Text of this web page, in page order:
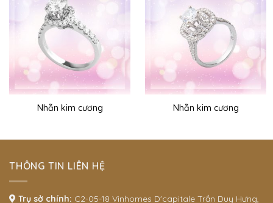
Nhẫn kim cương Nhẫn kim cương
THÔNG TIN LIÊN HỆ
Trụ sở chính: C2-05-18 Vinhomes D'capitale Trần Duy Hưng,